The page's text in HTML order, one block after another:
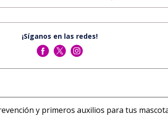
¡Síganos en las redes!
y primeros auxilios para tus